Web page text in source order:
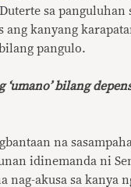
sa panguluhan
ang kanyang
pangulo.
‘umano’ bilang
na
idinemanda ni
nag-akusa sa kanya